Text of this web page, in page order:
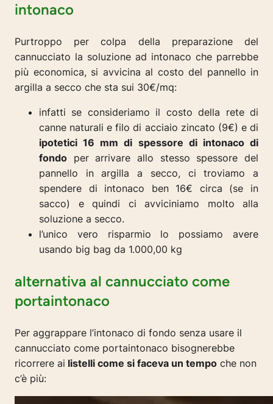
intonaco
Purtroppo per colpa della preparazione del
cannucciato la soluzione ad intonaco che parrebbe
più economica, si avvicina al costo del pannello in
argilla a secco che sta sui 30€/mq:
infatti se consideriamo il costo della rete di
canne naturali e filo di acciaio zincato (9€) e di
ipotetici 16 mm di spessore di intonaco di
fondo per arrivare allo stesso spessore del
pannello in argilla a secco, ci troviamo a
spendere di intonaco ben 16€ circa (se in
sacco) e quindi ci avviciniamo molto alla
soluzione a secco.
l’unico vero risparmio lo possiamo avere
usando big bag da 1.000,00 kg
alternativa al cannucciato come
portaintonaco
Per aggrappare l’intonaco di fondo senza usare il
cannucciato come portaintonaco bisognerebbe
ricorrere ai listelli come si faceva un tempo che non
c’è più: